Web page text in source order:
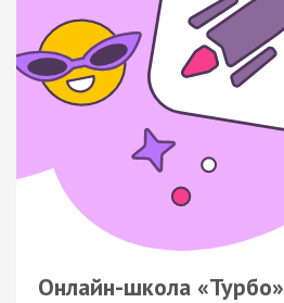
Онлайн-школа «Турбо»